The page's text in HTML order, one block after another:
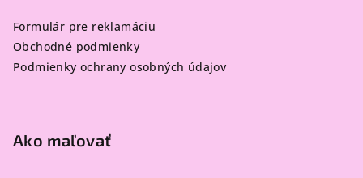
Formulár pre reklamáciu
Obchodné podmienky
Podmienky ochrany osobných údajov
Ako maľovať